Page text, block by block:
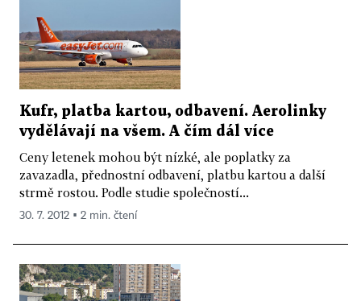
Kufr, platba kartou, odbavení. Aerolinky
vydělávají na všem. A čím dál více
Ceny letenek mohou být nízké, ale poplatky za
zavazadla, přednostní odbavení, platbu kartou a další
strmě rostou. Podle studie společností...
30. 7. 2012 ▪ 2 min. čtení